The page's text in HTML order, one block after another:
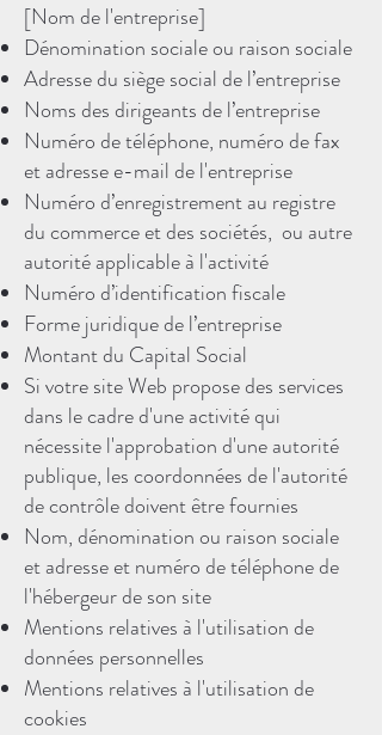
[Nom de l'entreprise]
Dénomination sociale ou raison sociale
Adresse du siège social de l’entreprise
Noms des dirigeants de l’entreprise
Numéro de téléphone, numéro de fax
et adresse e-mail de l'entreprise
Numéro d’enregistrement au registre
du commerce et des sociétés, ou autre
autorité applicable à l'activité
Numéro d’identification fiscale
Forme juridique de l’entreprise
Montant du Capital Social
Si votre site Web propose des services
dans le cadre d'une activité qui
nécessite l'approbation d'une autorité
publique, les coordonnées de l'autorité
de contrôle doivent être fournies
Nom, dénomination ou raison sociale
et adresse et numéro de téléphone de
l'hébergeur de son site
Mentions relatives à l'utilisation de
données personnelles
Mentions relatives à l'utilisation de
cookies